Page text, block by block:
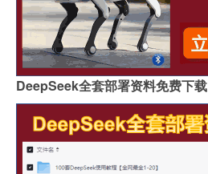
DeepSeek全套部署资料免费下载